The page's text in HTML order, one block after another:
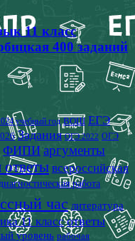
11 класс
400 заданий
учебный год ВОШ ЕГЭ
Задания ОГЭ 2022 ОГЭ
ФИПИ аргументы
ответы всероссийская
работа
час литература
11 класс ответы
уровень рабочая